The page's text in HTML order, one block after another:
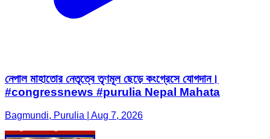
নেপাল মাহাতোর নেতৃত্বে তৃণমূল ছেড়ে কংগ্রেসে যোগদান।
#congressnews #purulia Nepal Mahata
Bagmundi, Purulia | Aug 7, 2026